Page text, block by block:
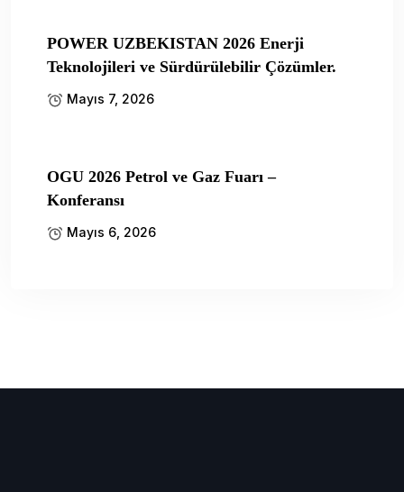
POWER UZBEKISTAN 2026 Enerji
Teknolojileri ve Sürdürülebilir Çözümler.
Mayıs 7, 2026
OGU 2026 Petrol ve Gaz Fuarı –
Konferansı
Mayıs 6, 2026